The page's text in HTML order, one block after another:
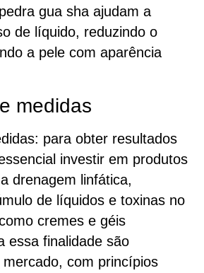
gua sha ajudam a
de líquido, reduzindo o
a pele com aparência
medidas
para obter resultados
investir em produtos
drenagem linfática,
de líquidos e toxinas no
cremes e géis
essa finalidade são
com princípios